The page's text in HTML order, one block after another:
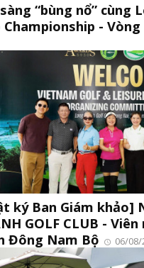
“bùng nổ” cùng
Championship - Vòng
ký Ban Giám khảo]
GOLF CLUB -
Đông Nam Bộ
06/08/